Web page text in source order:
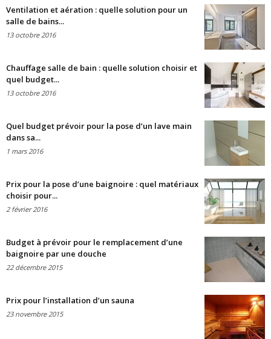
Ventilation et aération : quelle solution pour un
salle de bains...
13 octobre 2016
Chauffage salle de bain : quelle solution choisir et
quel budget...
13 octobre 2016
Quel budget prévoir pour la pose d’un lave main
dans sa...
1 mars 2016
Prix pour la pose d’une baignoire : quel matériaux
choisir pour...
2 février 2016
Budget à prévoir pour le remplacement d’une
baignoire par une douche
22 décembre 2015
Prix pour l’installation d’un sauna
23 novembre 2015